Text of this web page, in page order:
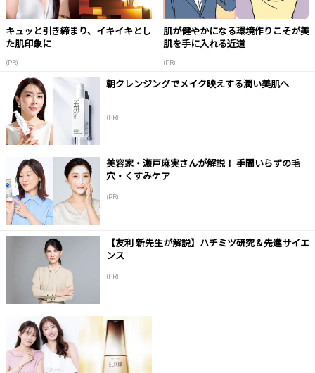
キュッと引き締まり、イキイキとし
た肌印象に
(PR)
肌が健やかになる環境作りこそが美
肌を手に入れる近道
(PR)
朝クレンジングでメイク映えする潤い美肌へ
(PR)
美容家・瀬戸麻実さんが解説！ 手間いらずの毛
穴・くすみケア
(PR)
【友利 新先生が解説】ハチミツ研究＆先進サイエ
ンス
(PR)